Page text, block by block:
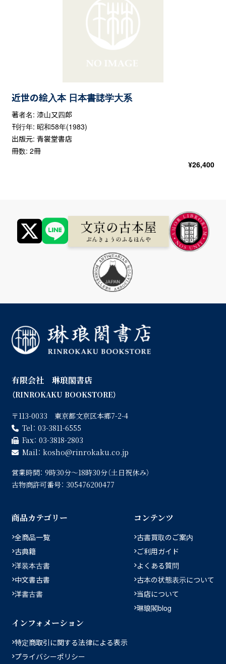
近世の絵入本 日本書誌学大系
著者名: 漆山又四郎
刊行年: 昭和58年(1983)
出版元: 青裳堂書店
冊数: 2冊
¥26,400
有限会社 琳琅閣書店
（RINROKAKU BOOKSTORE）
〒113-0033 東京都文京区本郷7-2-4
Tel： 03-3811-6555
Fax： 03-3818-2803
Mail： kosho
rinrokaku.co.jp
営業時間： 9時30分〜18時30分（土日祝休み）
古物商許可番号： 305476200477
商品カテゴリー
全商品一覧
古典籍
洋装本古書
中文書古書
洋書古書
コンテンツ
古書買取のご案内
ご利用ガイド
よくある質問
古本の状態表示について
当店について
琳琅閣blog
インフォメーション
特定商取引に関する法律による表示
プライバシーポリシー